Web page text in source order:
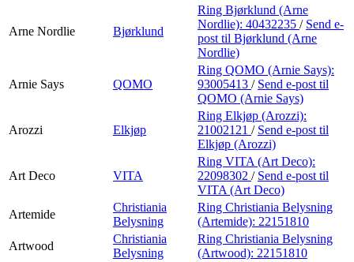
Arne Nordlie Bjørklund
Ring Bjørklund (Arne
Nordlie): 40432235 / Send e-
post til Bjørklund (Arne
Nordlie)
Arnie Says QOMO
Ring QOMO (Arnie Says):
93005413 / Send e-post til
QOMO (Arnie Says)
Arozzi Elkjøp
Ring Elkjøp (Arozzi):
21002121 / Send e-post til
Elkjøp (Arozzi)
Art Deco VITA
Ring VITA (Art Deco):
22098302 / Send e-post til
VITA (Art Deco)
Artemide
Christiania
Belysning
Ring Christiania Belysning
(Artemide): 22151810
Artwood
Christiania
Belysning
Ring Christiania Belysning
(Artwood): 22151810